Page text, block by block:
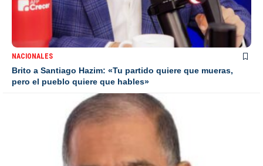
NACIONALES
Brito a Santiago Hazim: «Tu partido quiere que mueras,
pero el pueblo quiere que hables»